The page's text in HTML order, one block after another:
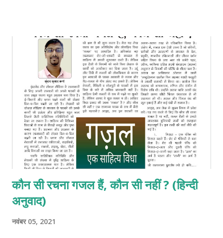
कौन सी रचना गजल हैं, कौन सी नहीं ? (हिन्दी
अनुवाद)
नवंबर 05, 2021